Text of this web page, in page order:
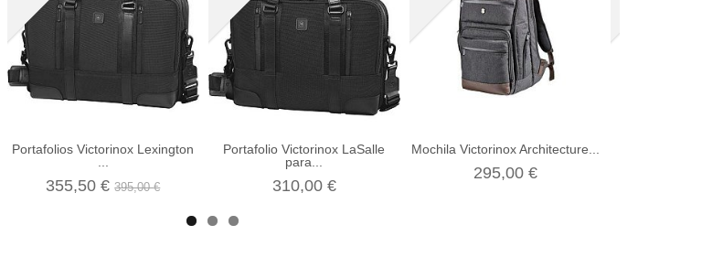
Portafolios Victorinox Lexington
355,50 €395,00 €
Portafolio Victorinox LaSalle
para...
310,00 €
Mochila Victorinox Architecture...
295,00 €